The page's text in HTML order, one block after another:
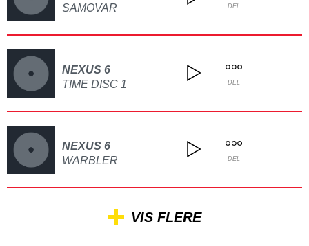
SAMOVAR
DEL
NEXUS 6
TIME DISC 1
DEL
NEXUS 6
WARBLER
DEL
VIS FLERE